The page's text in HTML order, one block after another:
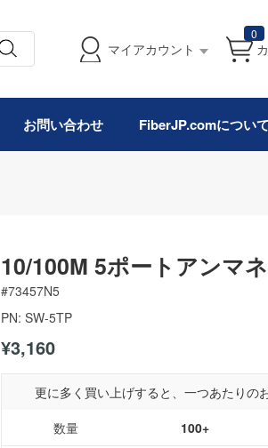
マイアカウント
0
お問い合わせ FiberJP.comについて
10/100M 5ポートアンマ
#73457N5
PN: SW-5TP
¥3,160
更に多く買い上げすると、一つあたりの
数量
100+